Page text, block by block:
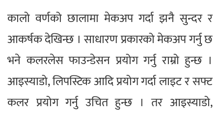
कालो वर्णको छालामा मेकअप गर्दा झनै सुन्दर र
आकर्षक देखिन्छ । साधारण प्रकारको मेकअप गर्नु छ
भने कलरलेस फाउन्डेसन प्रयोग गर्नु राम्रो हुन्छ ।
आइस्याडो, लिपस्टिक आदि प्रयोग गर्दा लाइट र सफ्ट
कलर प्रयोग गर्नु उचित हुन्छ । तर आइस्याडो,